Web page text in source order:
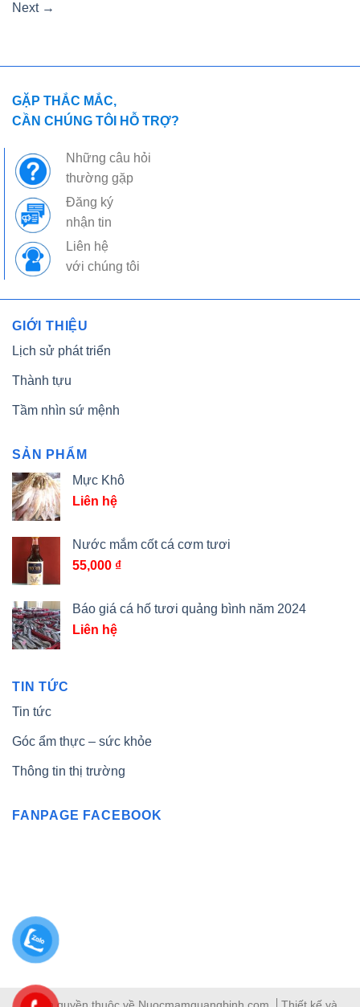
Next →
GẶP THẮC MẮC,
CẦN CHÚNG TÔI HỖ TRỢ?
Những câu hỏi
thường gặp
Đăng ký
nhận tin
Liên hệ
với chúng tôi
GIỚI THIỆU
Lịch sử phát triển
Thành tựu
Tầm nhìn sứ mệnh
SẢN PHẨM
Mực Khô
Liên hệ
Nước mắm cốt cá cơm tươi
55,000 ₫
Báo giá cá hố tươi quảng bình năm 2024
Liên hệ
TIN TỨC
Tin tức
Góc ẩm thực – sức khỏe
Thông tin thị trường
FANPAGE FACEBOOK